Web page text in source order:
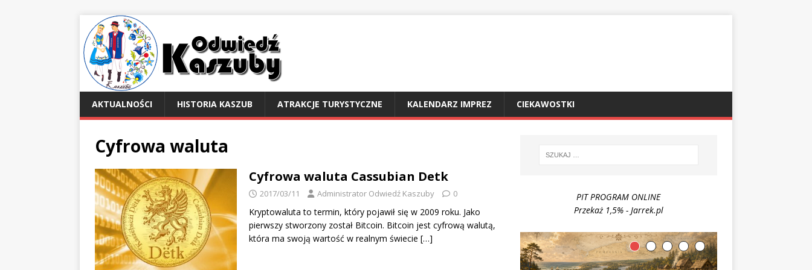
AKTUALNOŚCI HISTORIA KASZUB ATRAKCJE TURYSTYCZNE KALENDARZ IMPREZ CIEKAWOSTKI
Cyfrowa waluta
Cyfrowa waluta Cassubian Detk
2017/03/11 Administrator Odwiedź Kaszuby 0
Kryptowaluta to termin, który pojawił się w 2009 roku. Jako
pierwszy stworzony został Bitcoin. Bitcoin jest cyfrową walutą,
która ma swoją wartość w realnym świecie […]
PIT PROGRAM ONLINE
Przekaż 1,5% - Jarrek.pl